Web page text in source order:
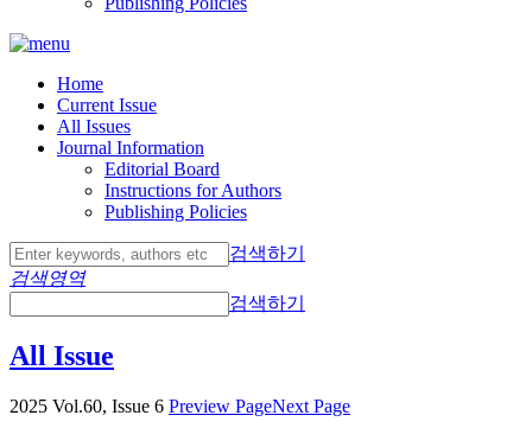
Home
Current Issue
All Issues
Journal Information
Editorial Board
Instructions for Authors
Publishing Policies
검색하기
검색영역
검색하기
All Issue
2025 Vol.60, Issue 6 Preview PageNext Page